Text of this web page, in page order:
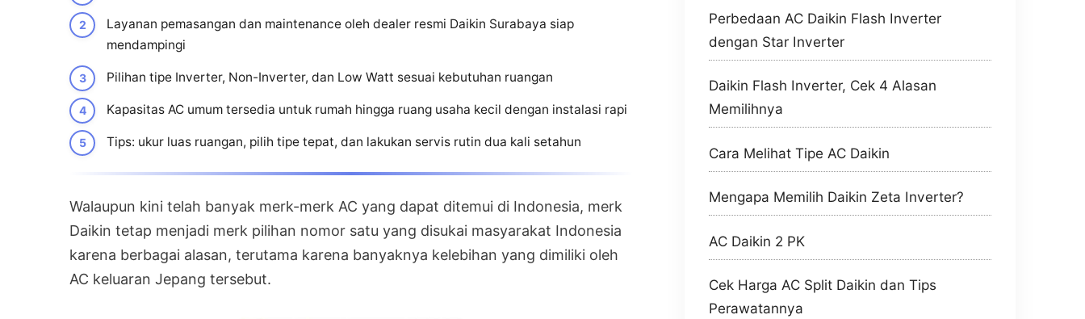
Layanan pemasangan dan maintenance oleh dealer resmi Daikin Surabaya siap
mendampingi
Pilihan tipe Inverter, Non-Inverter, dan Low Watt sesuai kebutuhan ruangan
Kapasitas AC umum tersedia untuk rumah hingga ruang usaha kecil dengan instalasi rapi
Tips: ukur luas ruangan, pilih tipe tepat, dan lakukan servis rutin dua kali setahun
Walaupun kini telah banyak merk-merk AC yang dapat ditemui di Indonesia, merk
Daikin tetap menjadi merk pilihan nomor satu yang disukai masyarakat Indonesia
karena berbagai alasan, terutama karena banyaknya kelebihan yang dimiliki oleh
AC keluaran Jepang tersebut.
Perbedaan AC Daikin Flash Inverter
dengan Star Inverter
Daikin Flash Inverter, Cek 4 Alasan
Memilihnya
Cara Melihat Tipe AC Daikin
Mengapa Memilih Daikin Zeta Inverter?
AC Daikin 2 PK
Cek Harga AC Split Daikin dan Tips
Perawatannya